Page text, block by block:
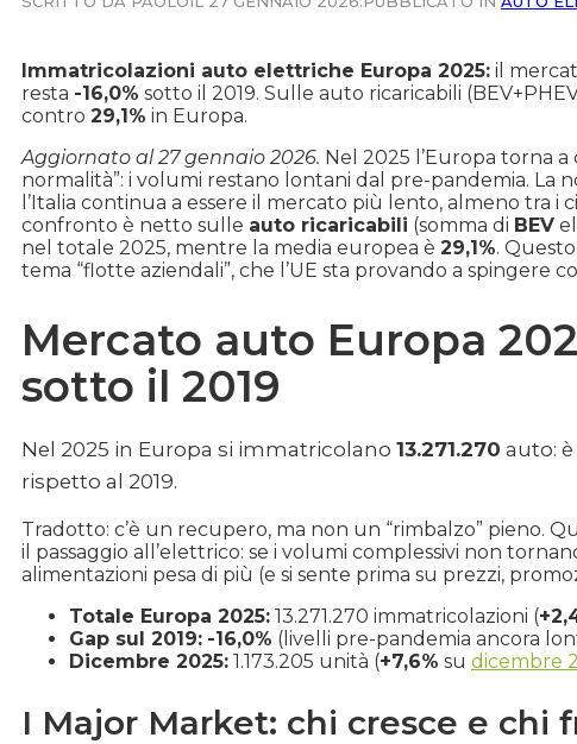
Immatricolazioni auto elettriche Europa 2025: il
resta -16,0% sotto il 2019. Sulle auto ricaricabili
contro 29,1% in Europa.
Aggiornato al 27 gennaio 2026. Nel 2025 l’Europa torna
normalità”: i volumi restano lontani dal pre-pandemia. La
l’Italia continua a essere il mercato più lento, almeno tra i
confronto è netto sulle auto ricaricabili (somma di BEV
nel totale 2025, mentre la media europea è 29,1%.
tema “flotte aziendali”, che l’UE sta provando a spingere
Mercato auto Europa
sotto il 2019
Nel 2025 in Europa si immatricolano 13.271.270 auto:
rispetto al 2019.
Tradotto: c’è un recupero, ma non un “rimbalzo” pieno.
il passaggio all’elettrico: se i volumi complessivi non
alimentazioni pesa di più (e si sente prima su prezzi,
Totale Europa 2025: 13.271.270 immatricolazioni (
Gap sul 2019: -16,0% (livelli pre-pandemia ancora
Dicembre 2025: 1.173.205 unità (+7,6% su dicembre
I Major Market: chi cresce e chi